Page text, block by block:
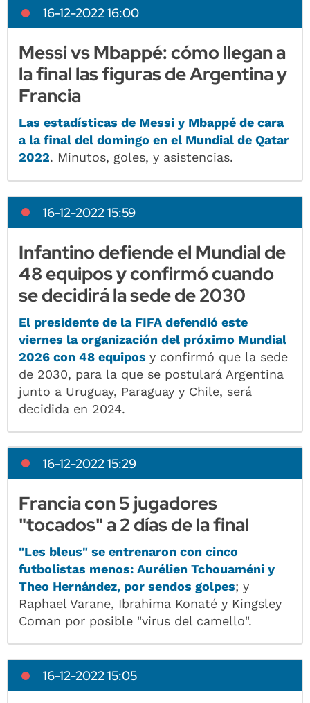
16-12-2022 16:00
Messi vs Mbappé: cómo llegan a
la final las figuras de Argentina y
Francia
Las estadísticas de Messi y Mbappé de cara
a la final del domingo en el Mundial de Qatar
2022. Minutos, goles, y asistencias.
16-12-2022 15:59
Infantino defiende el Mundial de
48 equipos y confirmó cuando
se decidirá la sede de 2030
El presidente de la FIFA defendió este
viernes la organización del próximo Mundial
2026 con 48 equiposy confirmó que la sede
de 2030, para la que se postulará Argentina
junto a Uruguay, Paraguay y Chile, será
decidida en 2024.
16-12-2022 15:29
Francia con 5 jugadores
"tocados" a 2 días de la final
"Les bleus" se entrenaron con cinco
futbolistas menos: Aurélien Tchouaméni y
Theo Hernández, por sendos golpes; y
Raphael Varane, Ibrahima Konaté y Kingsley
Coman por posible "virus del camello".
16-12-2022 15:05